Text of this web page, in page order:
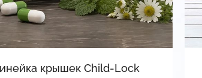
крышек Child-Lock